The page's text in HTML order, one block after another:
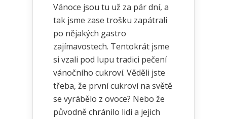
Vánoce jsou tu už za pár dní, a
tak jsme zase trošku zapátrali
po nějakých gastro
zajímavostech. Tentokrát jsme
si vzali pod lupu tradici pečení
vánočního cukroví. Věděli jste
třeba, že první cukroví na světě
se vyrábělo z ovoce? Nebo že
původně chránilo lidi a jejich